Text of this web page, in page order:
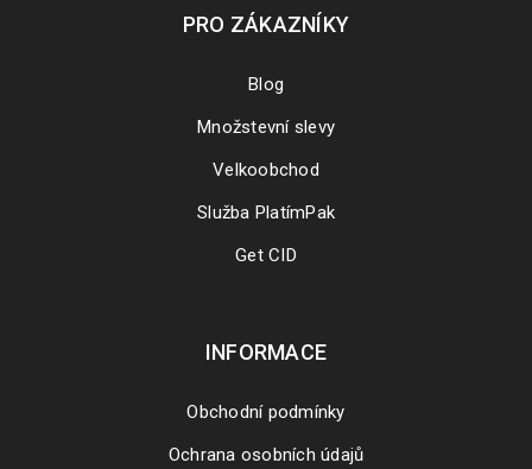
PRO ZÁKAZNÍKY
Blog
Množstevní slevy
Velkoobchod
Služba PlatímPak
Get CID
INFORMACE
Obchodní podmínky
Ochrana osobních údajů